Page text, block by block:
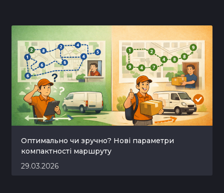
Оптимально чи зручно? Нові параметри
компактності маршруту
29.03.2026